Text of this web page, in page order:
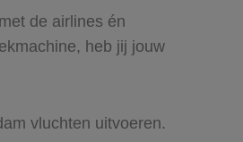
de airlines én
heb jij jouw
vluchten uitvoeren.